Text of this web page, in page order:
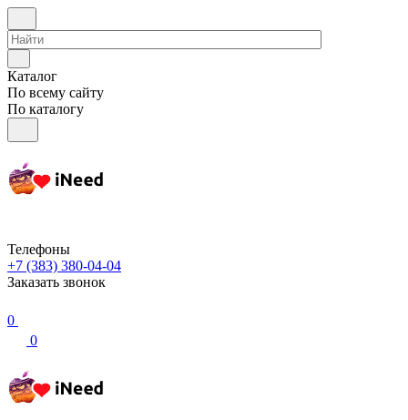
Каталог
По всему сайту
По каталогу
Телефоны
+7 (383) 380-04-04
Заказать звонок
0
0